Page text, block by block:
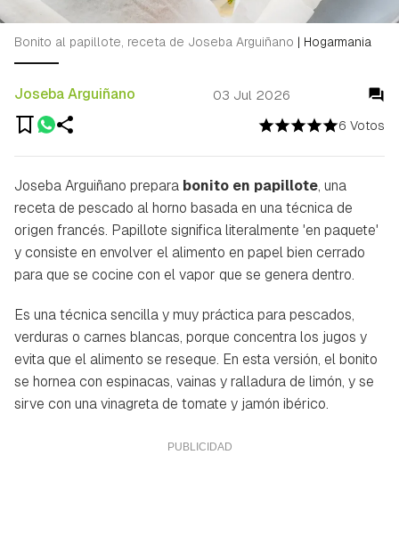
6 Votos
Joseba Arguiñano 03 Jul 2026
Bonito al papillote, receta de Joseba Arguiñano | Hogarmania
Joseba Arguiñano prepara bonito en papillote, una
receta de pescado al horno basada en una técnica de
origen francés. Papillote significa literalmente 'en paquete'
y consiste en envolver el alimento en papel bien cerrado
para que se cocine con el vapor que se genera dentro.
Es una técnica sencilla y muy práctica para pescados,
verduras o carnes blancas, porque concentra los jugos y
evita que el alimento se reseque. En esta versión, el bonito
se hornea con espinacas, vainas y ralladura de limón, y se
sirve con una vinagreta de tomate y jamón ibérico.